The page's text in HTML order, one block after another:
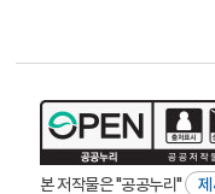
본 저작물은 "공공누리"